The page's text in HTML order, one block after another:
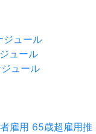
ジュール
ュール
ュール
雇用 65歳超雇用推